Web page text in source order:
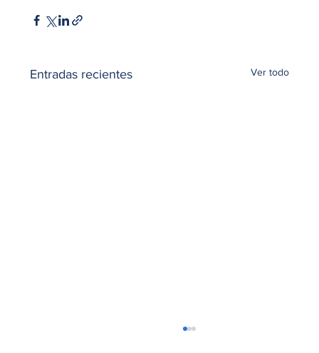
Entradas recientes Ver todo